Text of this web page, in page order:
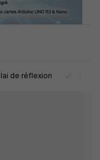
de réflexion